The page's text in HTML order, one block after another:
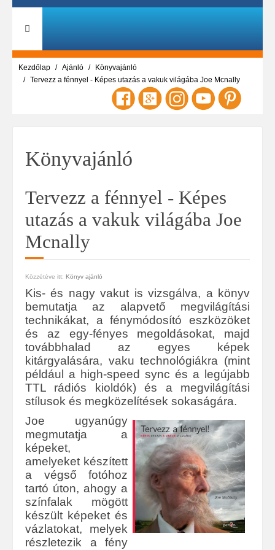
Kezdőlap Ajánló
Könyvajánló
Tervezz a fénnyel - Képes utazás a vakuk világába Joe Mcnally
Könyvajánló
Tervezz a fénnyel - Képes
utazás a vakuk világába Joe
Mcnally
Közzétéve itt: Könyv ajánló
Kis- és nagy vakut is vizsgálva, a könyv
bemutatja az alapvető megvilágítási
technikákat, a fénymódosító eszközöket
és az egy-fényes megoldásokat, majd
továbbhalad az egyes képek
kitárgyalására, vaku technológiákra (mint
például a high-speed sync és a legújabb
TTL rádiós kioldók) és a megvilágítási
stílusok és megközelítések sokaságára.
Joe ugyanúgy
megmutatja a
képeket,
amelyeket készített
a végső fotóhoz
tartó úton, ahogy a
színfalak mögött
készült képeket és
vázlatokat, melyek
részletezik a fény